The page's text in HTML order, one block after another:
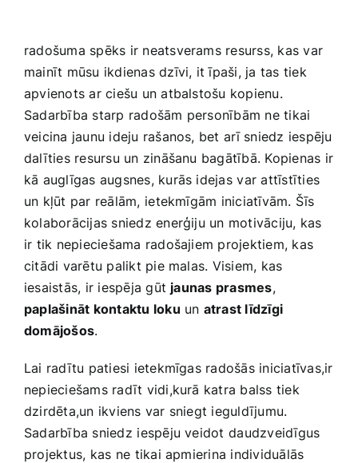
radošuma spēks ir neatsverams resurss, kas var
mainīt mūsu ikdienas ‌dzīvi, it īpaši, ‌ja tas tiek
apvienots ar ciešu un atbalstošu kopienu.
Sadarbība starp radošām personībām ne tikai
veicina jaunu ideju rašanos, bet ⁤arī sniedz iespēju
dalīties resursu un zināšanu bagātībā.‌ Kopienas ir
kā auglīgas augsnes, kurās idejas⁣ var attīstīties
un kļūt par reālām,⁢ ietekmīgām iniciatīvām. ‍Šīs
kolaborācijas sniedz enerģiju un motivāciju, kas
ir tik nepieciešama radošajiem projektiem, kas
citādi varētu palikt pie malas. Visiem, kas
iesaistās, ir iespēja gūt jaunas prasmes,
paplašināt kontaktu loku un atrast līdzīgi
domājošos.
Lai radītu patiesi ietekmīgas radošās iniciatīvas,ir
nepieciešams ​radīt vidi,kurā katra balss tiek
dzirdēta,un ikviens var sniegt ieguldījumu.
Sadarbība sniedz⁣ iespēju veidot⁤ daudzveidīgus
projektus,⁤ kas ne tikai apmierina individuālās